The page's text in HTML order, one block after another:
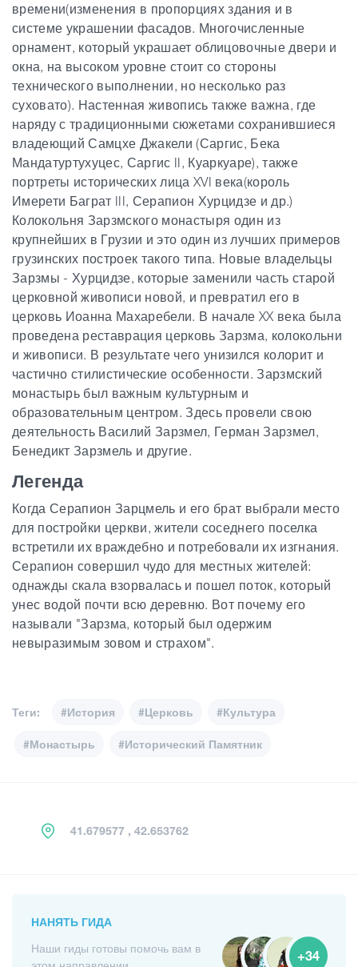
времени(изменения в пропорциях здания и в
системе украшении фасадов. Многочисленные
орнамент, который украшает облицовочные двери и
окна, на высоком уровне стоит со стороны
технического выполнении, но несколько раз
суховато). Настенная живопись также важна, где
наряду с традиционными сюжетами сохранившиеся
владеющий Самцхе Джакели (Саргис, Бека
Мандатуртухуцес, Саргис II, Куаркуаре), также
портреты исторических лица XVI века(король
Имерети Баграт III, Серапион Хурцидзе и др.)
Колокольня Зарзмского монастыря один из
крупнейших в Грузии и это один из лучших примеров
грузинских построек такого типа. Новые владельцы
Зарзмы - Хурцидзе, которые заменили часть старой
церковной живописи новой, и превратил его в
церковь Иоанна Махаребели. В начале XX века была
проведена реставрация церковь Зарзма, колокольни
и живописи. В результате чего унизился колорит и
частично стилистические особенности. Зарзмский
монастырь был важным культурным и
образовательным центром. Здесь провели свою
деятельность Василий Зарзмел, Герман Зарзмел,
Бенедикт Зарзмель и другие.
Легенда
Когда Серапион Зарцмель и его брат выбрали место
для постройки церкви, жители соседнего поселка
встретили их враждебно и потребовали их изгнания.
Серапион совершил чудо для местных жителей:
однажды скала взорвалась и пошел поток, который
унес водой почти всю деревню. Вот почему его
называли "Зарзма, который был одержим
невыразимым зовом и страхом".
Теги: #История #Церковь #Культура
#Монастырь #Исторический Памятник
41.679577 , 42.653762
НАНЯТЬ ГИДА
Наши гиды готовы помочь вам в
+34